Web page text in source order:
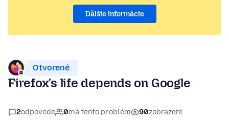
Ďalšie informácie
Otvorené
Firefox's life depends on Google
2odpovede 0má tento problém 90zobrazení